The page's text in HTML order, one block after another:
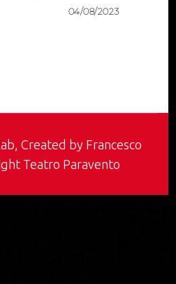
04/08/2023
, Created by Francesco
Teatro Paravento